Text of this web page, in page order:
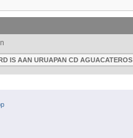
IS AAN URUAPAN CD AGUACATEROS